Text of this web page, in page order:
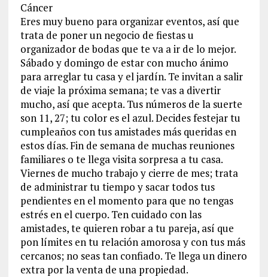
Cáncer
Eres muy bueno para organizar eventos, así que
trata de poner un negocio de fiestas u
organizador de bodas que te va a ir de lo mejor.
Sábado y domingo de estar con mucho ánimo
para arreglar tu casa y el jardín. Te invitan a salir
de viaje la próxima semana; te vas a divertir
mucho, así que acepta. Tus números de la suerte
son 11, 27; tu color es el azul. Decides festejar tu
cumpleaños con tus amistades más queridas en
estos días. Fin de semana de muchas reuniones
familiares o te llega visita sorpresa a tu casa.
Viernes de mucho trabajo y cierre de mes; trata
de administrar tu tiempo y sacar todos tus
pendientes en el momento para que no tengas
estrés en el cuerpo. Ten cuidado con las
amistades, te quieren robar a tu pareja, así que
pon límites en tu relación amorosa y con tus más
cercanos; no seas tan confiado. Te llega un dinero
extra por la venta de una propiedad.